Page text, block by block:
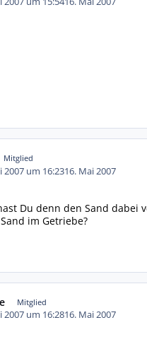
Mitglied
2007 um 16:2316. Mai 2007
Du denn den Sand dabei
im Getriebe?
Mitglied
2007 um 16:2816. Mai 2007